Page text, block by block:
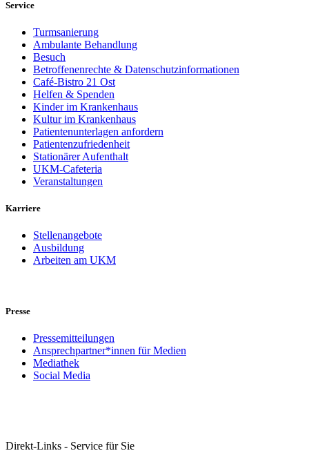
Service
Turmsanierung
Ambulante Behandlung
Besuch
Betroffenenrechte & Datenschutzinformationen
Café-Bistro 21 Ost
Helfen & Spenden
Kinder im Krankenhaus
Kultur im Krankenhaus
Patientenunterlagen anfordern
Patientenzufriedenheit
Stationärer Aufenthalt
UKM-Cafeteria
Veranstaltungen
Karriere
Stellenangebote
Ausbildung
Arbeiten am UKM
Presse
Pressemitteilungen
Ansprechpartner*innen für Medien
Mediathek
Social Media
Direkt-Links - Service für Sie